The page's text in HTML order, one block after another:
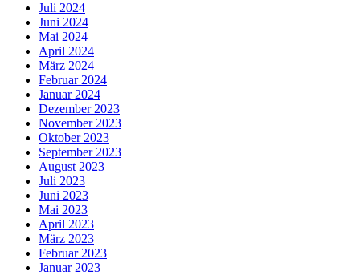
Juli 2024
Juni 2024
Mai 2024
April 2024
März 2024
Februar 2024
Januar 2024
Dezember 2023
November 2023
Oktober 2023
September 2023
August 2023
Juli 2023
Juni 2023
Mai 2023
April 2023
März 2023
Februar 2023
Januar 2023